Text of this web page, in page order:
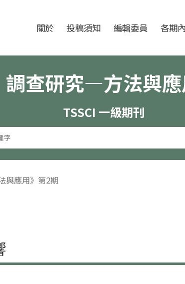
關於 投稿須知 編輯委員 各期
調查研究—方法與應
TSSCI 一級期刊
與應用》第2期